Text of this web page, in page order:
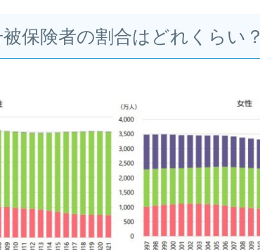
保険者の割合はどれくらい？